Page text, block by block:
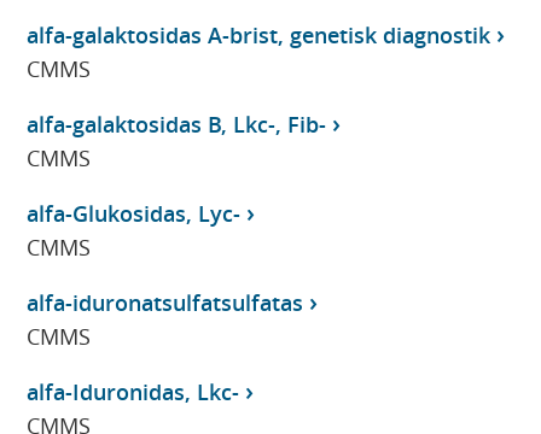
alfa-galaktosidas A-brist, genetisk diagnostik
CMMS
alfa-galaktosidas B, Lkc-, Fib-
CMMS
alfa-Glukosidas, Lyc-
CMMS
alfa-iduronatsulfatsulfatas
CMMS
alfa-Iduronidas, Lkc-
CMMS